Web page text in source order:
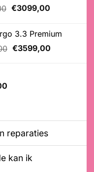
Oorspronkelijke
€3199,00.
€3099,00Huidige
€3099,00.
3.3 Premium
Oorspronkelijke
€3599,00Huidige
Huidige
reparaties
kan ik